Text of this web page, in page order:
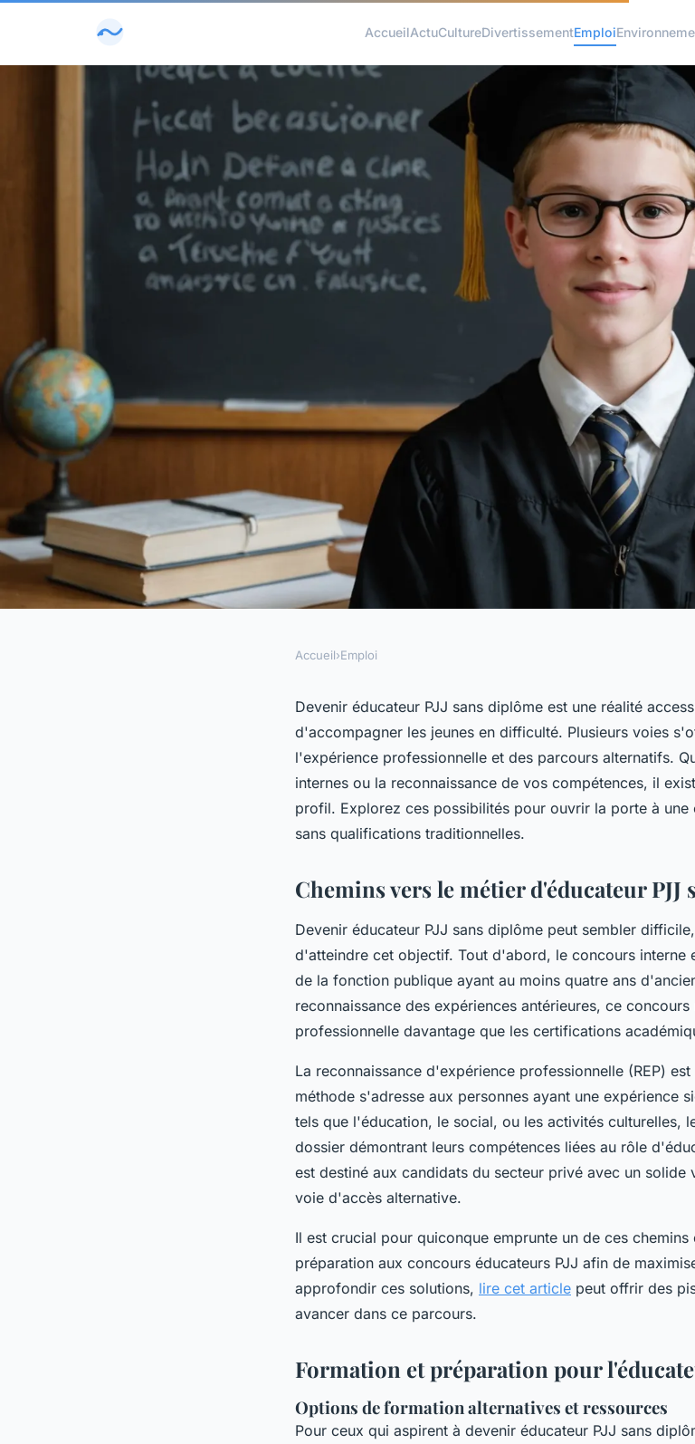
AccueilActuCultureDivertissementEmploi
Devenir éducateur pjj sans
chemin à suivre
Accueil›Emploi
Devenir éducateur PJJ sans diplôme est une réalité
d'accompagner les jeunes en difficulté. Plusieurs voies
l'expérience professionnelle et des parcours alternatifs.
internes ou la reconnaissance de vos compétences, il
profil. Explorez ces possibilités pour ouvrir la porte à une
sans qualifications traditionnelles.
Chemins vers le métier d'éducateur PJJ
Devenir éducateur PJJ sans diplôme peut sembler
d'atteindre cet objectif. Tout d'abord, le concours interne
de la fonction publique ayant au moins quatre ans
reconnaissance des expériences antérieures, ce
professionnelle davantage que les certifications
La reconnaissance d'expérience professionnelle (REP)
méthode s'adresse aux personnes ayant une expérience
tels que l'éducation, le social, ou les activités culturelles,
dossier démontrant leurs compétences liées au rôle
est destiné aux candidats du secteur privé avec un
voie d'accès alternative.
Il est crucial pour quiconque emprunte un de ces
préparation aux concours éducateurs PJJ afin de
approfondir ces solutions, lire cet article peut offrir des
avancer dans ce parcours.
Formation et préparation pour
Options de formation alternatives et ressources
Pour ceux qui aspirent à devenir éducateur PJJ sans